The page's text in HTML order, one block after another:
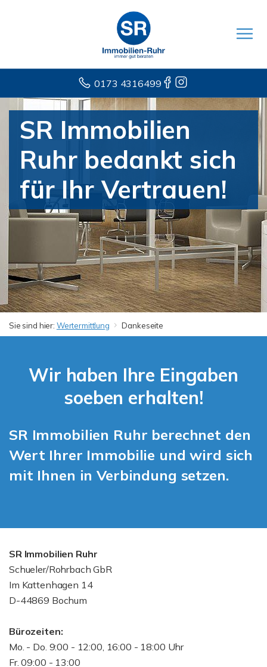
0173 4316499
SR Immobilien
Ruhr bedankt sich
für Ihr Vertrauen!
Sie sind hier: Wertermittlung Dankeseite
Wir haben Ihre Eingaben
soeben erhalten!
SR Immobilien Ruhr berechnet den
Wert Ihrer Immobilie und wird sich
mit Ihnen in Verbindung setzen.
SR Immobilien Ruhr
Schueler/Rohrbach GbR
Im Kattenhagen 14
D-44869 Bochum
Bürozeiten:
Mo. - Do. 9:00 - 12:00, 16:00 - 18:00 Uhr
Fr. 09:00 - 13:00